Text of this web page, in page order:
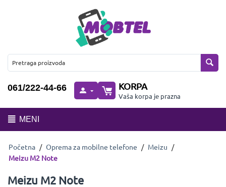
061/222-44-66 KORPA
Vaša korpa je prazna
MENI
Početna / Oprema za mobilne telefone / Meizu /
Meizu M2 Note
Meizu M2 Note